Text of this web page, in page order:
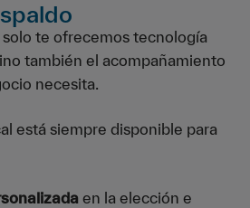
solo te ofrecemos tecnología
también el acompañamiento
necesita.
está siempre disponible para
en la elección e